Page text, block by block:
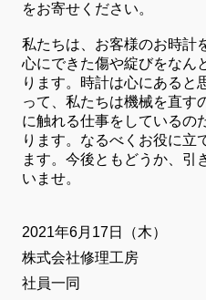
をお寄せください。
私たちは、お客様のお時計
心にできた傷や綻びをなん
ります。時計は心にあると
って、私たちは機械を直す
に触れる仕事をしているの
ります。なるべくお役に立
ます。今後ともどうか、引
いませ。
2021年6月17日（木）
株式会社修理工房
社員一同